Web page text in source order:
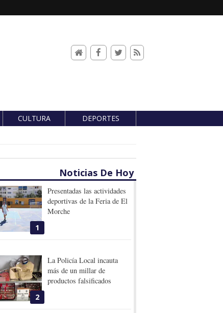
CULTURA DEPORTES
Noticias De Hoy
1
Presentadas las actividades
deportivas de la Feria de El
Morche
2
La Policía Local incauta
más de un millar de
productos falsificados